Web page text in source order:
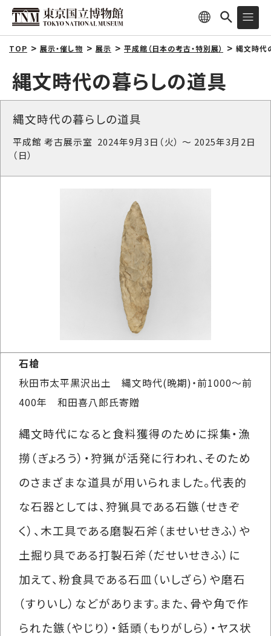
TOP 展示・催し物 展示 平成館（日本の考古・特別展） 縄文時代
縄文時代の暮らしの道具
縄文時代の暮らしの道具
平成館 考古展示室 2024年9月3日（火） ～ 2025年3月2日
（日）
石槍
秋田市太平黒沢出土 縄文時代(晩期)・前1000～前
400年 和田喜八郎氏寄贈
縄文時代になると食料獲得のために採集・漁
撈（ぎょろう）・狩猟が活発に行われ、そのため
のさまざまな道具が用いられました。代表的
な石器としては、狩猟具である石鏃（せきぞ
く）、木工具である磨製石斧（ませいせきふ）や
土掘り具である打製石斧（だせいせきふ）に
加えて、粉食具である石皿（いしざら）や磨石
（すりいし）などがあります。また、骨や角で作
られた鏃（やじり）・銛頭（もりがしら）・ヤス状